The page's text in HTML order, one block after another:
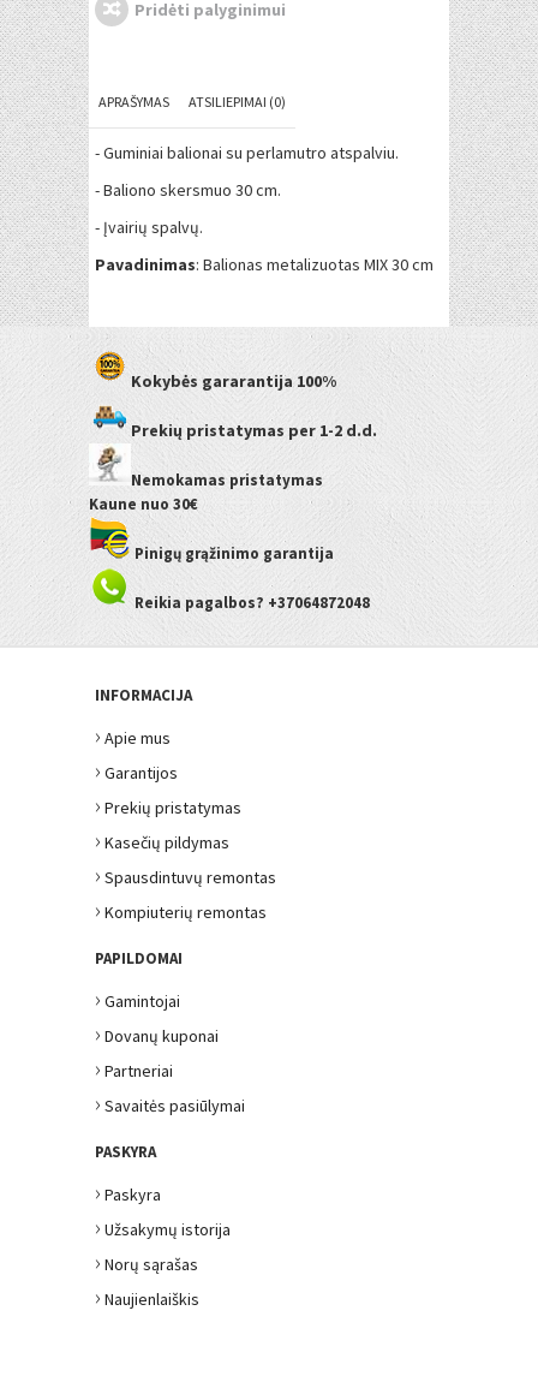
Pridėti palyginimui
APRAŠYMAS ATSILIEPIMAI (0)
- Guminiai balionai su perlamutro atspalviu.
- Baliono skersmuo 30 cm.
- Įvairių spalvų.
Pavadinimas: Balionas metalizuotas MIX 30 cm
Kokybės gararantija 100%
Prekių pristatymas per 1-2 d.d.
Nemokamas pristatymas
Kaune nuo 30€
Pinigų grąžinimo garantija
Reikia pagalbos? +37064872048
INFORMACIJA
› Apie mus
› Garantijos
› Prekių pristatymas
› Kasečių pildymas
› Spausdintuvų remontas
› Kompiuterių remontas
PAPILDOMAI
› Gamintojai
› Dovanų kuponai
› Partneriai
› Savaitės pasiūlymai
PASKYRA
› Paskyra
› Užsakymų istorija
› Norų sąrašas
› Naujienlaiškis